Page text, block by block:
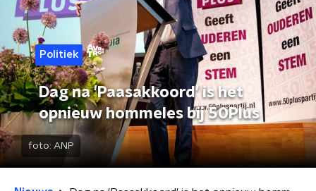
Politiek
Dag na 'Paasakkoord' is het
opnieuw hommeles bij 50Plus
foto: ANP